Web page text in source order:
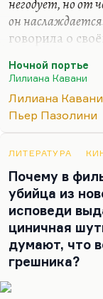
негодует, но от
он
говорила о
увлекательной
или, скажем
жертвы. Но
проблему.
Здесь очень
знаю, почему
убил
Ночной портье
Лилиана Кавани
Лилиана Кавани
Пьер Пазолини
ЛИТЕРАТУРА
Почему в
убийца из
исповеди
циничная
думают, что
грешника?